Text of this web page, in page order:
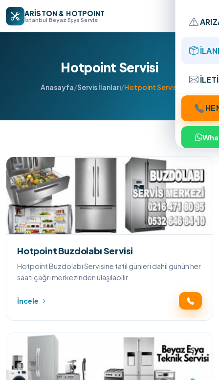
ARİSTON & HOTPOINT
İstanbul Beyaz Eşya Servisi
Hotpoint Servisi
Anasayfa/Servis İlanları/Hotpoint Servisi
Hotpoint Buzdolabı Servisi
Hotpoint Buzdolabı Servisine tatil günleri dahil günün her
saati çağrı merkezinden ulaşılabilir.
İncele